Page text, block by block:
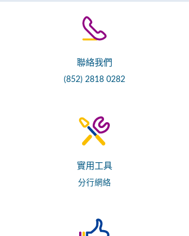
聯絡我們
(852) 2818 0282
實用工具
分行網絡